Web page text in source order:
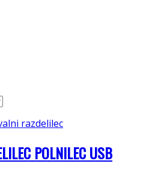
razdelilec
POLNILEC USB